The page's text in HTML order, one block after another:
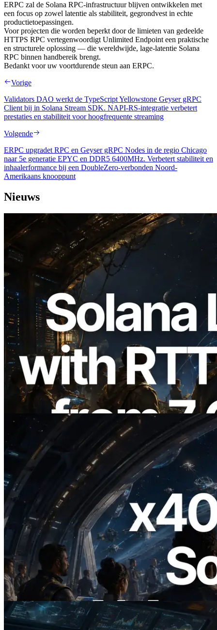
ERPC zal de Solana RPC-infrastructuur blijven ontwikkelen met
een focus op zowel latentie als stabiliteit, gegrondvest in echte
productietoepassingen.
Voor projecten die worden beperkt door de limieten van gedeelde
HTTPS RPC vertegenwoordigt Unlimited Endpoint een praktische
en structurele oplossing — die wereldwijde, lage-latentie Solana
RPC binnen handbereik brengt.
Bedankt voor uw voortdurende steun aan ERPC.
Vorige
Validators DAO werkt de TypeScript Yellowstone Geyser gRPC
Client bij in Solana Stream SDK. NAPI-RS-integratie verbetert
prestaties en stabiliteit voor hoogfrequente streaming
Volgende
ERPC upgradet RPC en Geyser gRPC Nodes in de regio Chicago
naar 5e generatie EPYC en DDR5 6400MHz. Verbetert stabiliteit en
inhaalerformance bij een DoubleZero-verbonden Noord-
Amerikaans knooppunt
Nieuws
2026.08.05
ERPC Breidt Solana Leader Slot API Uit
met Pingmeting vanuit 7 Wereldwijde
Regio’s — Validators Information API
Ook Gelanceerd
2026.07.04
ERPC Lanceert x402-Enabled Solana
RPC — Het Tijdperk Waarin AI Agents
On Demand Voor API's Betalen
Lees dit artikel